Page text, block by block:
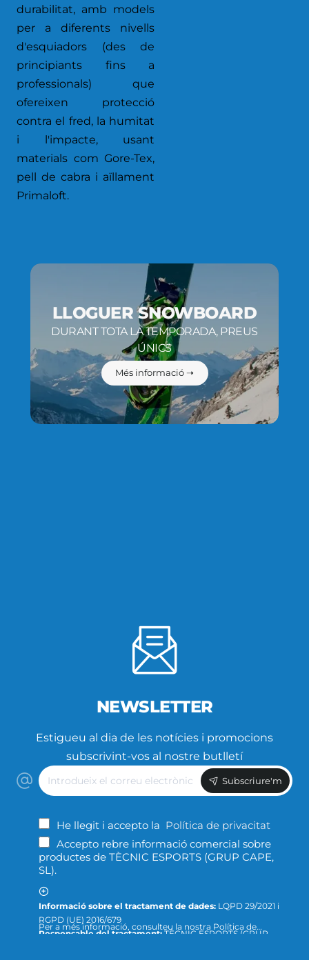
durabilitat, amb models
per a diferents nivells
d'esquiadors (des de
principiants fins a
professionals) que
ofereixen protecció
contra el fred, la humitat
i l'impacte, usant
materials com Gore-Tex,
pell de cabra i aïllament
Primaloft.
LLOGUER SNOWBOARD
DURANT TOTA LA TEMPORADA, PREUS
ÚNICS
Més informació ➝
NEWSLETTER
Estigueu al dia de les notícies i promocions
subscrivint-vos al nostre butlletí
Introdueix
el
correu
Subscriure'm
He llegit i accepto la Política de privacitat
Accepto rebre informació comercial sobre
productes de TÈCNIC ESPORTS (GRUP CAPE,
SL).
Informació sobre el tractament de dades: LQPD 29/2021 i
RGPD (UE) 2016/679
Responsable del tractament:TÈCNIC ESPORTS (GRUP
Per a més informació, consulteu la nostra Política de